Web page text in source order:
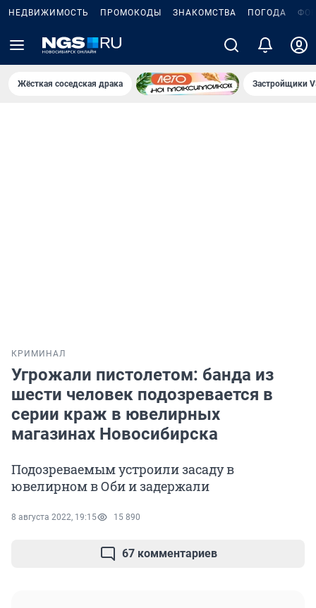
НЕДВИЖИМОСТЬ ПРОМОКОДЫ ЗНАКОМСТВА ПОГОДА
Жёсткая соседская драка Застройщики
КРИМИНАЛ
Угрожали пистолетом: банда из
шести человек подозревается в
серии краж в ювелирных
магазинах Новосибирска
Подозреваемым устроили засаду в
ювелирном в Оби и задержали
8 августа 2022, 19:15 15 890
67 комментариев